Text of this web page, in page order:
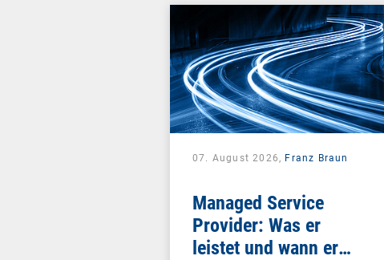
07. August 2026, Franz Braun
Managed Service
Provider: Was er
leistet und wann er